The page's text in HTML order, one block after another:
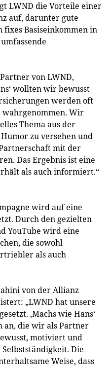
LWND die Vorteile einer
auf, darunter gute
Basiseinkommen in
von LWND,
wollten wir bewusst
werden oft
Wir
Thema aus der
zu versehen und
mit der
Das Ergebnis ist eine
als auch informiert.“
wird auf eine
Durch den gezielten
YouTube wird eine
die sowohl
als auch
von der Allianz
„LWND hat unsere
‚Machs wie Hans‘
an, die wir als Partner
motiviert und
Die
Weise, dass